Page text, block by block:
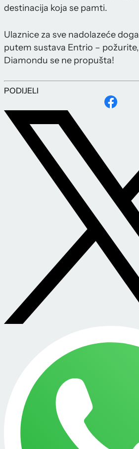
destinacija koja se pamti.
Ulaznice za sve nadolazeće
putem sustava Entrio –
Diamondu se ne propušta!
PODIJELI